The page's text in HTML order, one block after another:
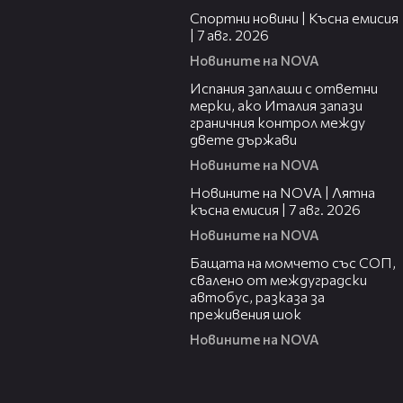
Спортни новини | Късна емисия
| 7 авг. 2026
Новините на NOVA
Испания заплаши с ответни
мерки, ако Италия запази
граничния контрол между
двете държави
Новините на NOVA
Новините на NOVA | Лятна
късна емисия | 7 авг. 2026
Новините на NOVA
Бащата на момчето със СОП,
свалено от междуградски
автобус, разказа за
преживения шок
Новините на NOVA